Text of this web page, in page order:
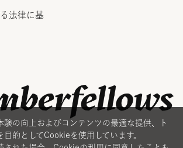
法律に基
験の向上およびコンテンツの最適な提供、ト
的としてCookieを使用しています。